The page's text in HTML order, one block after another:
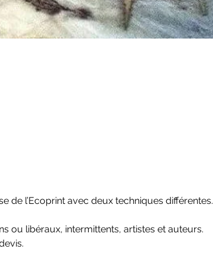
de l’Ecoprint avec deux techniques différentes.
ou libéraux, intermittents, artistes et auteurs.